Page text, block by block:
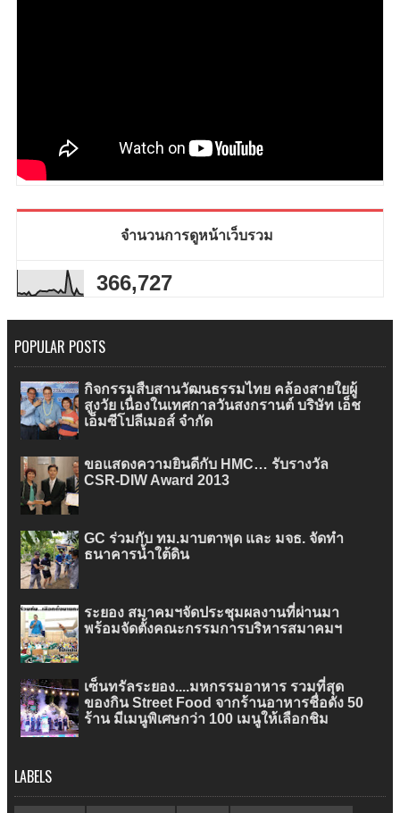
จำนวนการดูหน้าเว็บรวม
366,727
POPULAR POSTS
กิจกรรมสืบสานวัฒนธรรมไทย คล้องสายใยผู้
สูงวัย เนื่องในเทศกาลวันสงกรานต์ บริษัท เอ็ช
เอ็มซีโปลีเมอส์ จำกัด
ขอแสดงความยินดีกับ HMC… รับรางวัล
CSR-DIW Award 2013
GC ร่วมกับ ทม.มาบตาพุด และ มจธ. จัดทำ
ธนาคารน้ำใต้ดิน
ระยอง สมาคมฯจัดประชุมผลงานที่ผ่านมา
พร้อมจัดตั้งคณะกรรมการบริหารสมาคมฯ
เซ็นทรัลระยอง....มหกรรมอาหาร รวมที่สุด
ของกิน Street Food จากร้านอาหารชื่อดัง 50
ร้าน มีเมนูพิเศษกว่า 100 เมนูให้เลือกชิม
LABELS